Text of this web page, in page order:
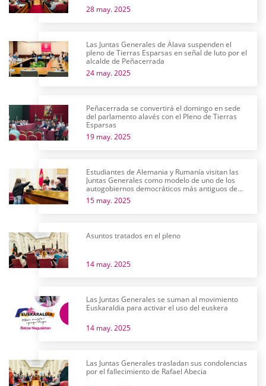
28 may. 2025
Las Juntas Generales de Álava suspenden el
pleno de Tierras Esparsas en señal de luto por el
alcalde de Peñacerrada
24 may. 2025
Peñacerrada se convertirá el domingo en sede
del parlamento alavés con el Pleno de Tierras
Esparsas
19 may. 2025
Estudiantes de Alemania y Rumanía visitan las
Juntas Generales como modelo de uno de los
autogobiernos democráticos más antiguos de
Europa
15 may. 2025
Asuntos tratados en el pleno
14 may. 2025
Las Juntas Generales se suman al movimiento
Euskaraldia para activar el uso del euskera
14 may. 2025
Las Juntas Generales trasladan sus condolencias
por el fallecimiento de Rafael Abecia